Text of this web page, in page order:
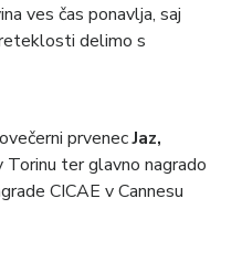
ves čas ponavlja, saj
delimo s
prvenecJaz,
ter glavno nagrado
CICAE v Cannesu